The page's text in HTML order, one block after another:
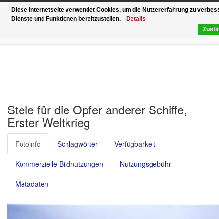
Funktionell, modern und schnell – der Relaunch
Stele für die Opfer anderer Schiffe,
Erster Weltkrieg
Fotoinfo Schlagwörter Verfügbarkeit
Kommerzielle Bildnutzungen Nutzungsgebühr
Metadaten
Diese Internetseite verwendet Cookies, um die Nutzererfahrung zu
Dienste und Funktionen bereitzustellen.
Details